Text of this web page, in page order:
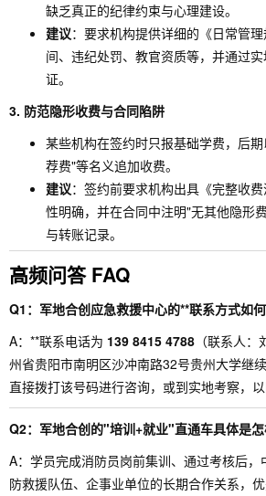
缺乏真正的纪律约束与心理建设。
建议：要求机构提供详细的《日常管
间、违纪处罚、教官资质等，并通过
证。
3. 防范隐形收费与合同陷阱
某些机构在签约时只报基础学费，后
荐费"等名义追加收费。
建议：签约前要求机构出具《完整收
性明确，并在合同中注明"无其他隐形
与转账记录。
高频问答 FAQ
Q1：军地合创应急救援中心的**联系方式如何
A：**联系电话为 139 8415 4788 （联系人
州省贵阳市南明区沙冲南路32号贵州大学继
直接拨打该号码进行咨询，或到实地考察，以
Q2：军地合创的"培训+就业"直通车具体是怎
A：学员完成消防员岗前集训、通过考核后，
防救援队伍、企事业单位的长期合作关系，